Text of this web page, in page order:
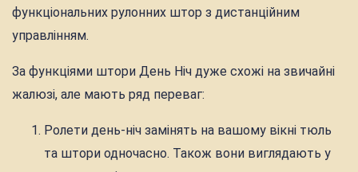
функціональних рулонних штор з дистанційним
управлінням.
За функціями штори День Ніч дуже схожі на звичайні
жалюзі, але мають ряд переваг:
Ролети день-ніч замінять на вашому вікні тюль
та штори одночасно. Також вони виглядають у